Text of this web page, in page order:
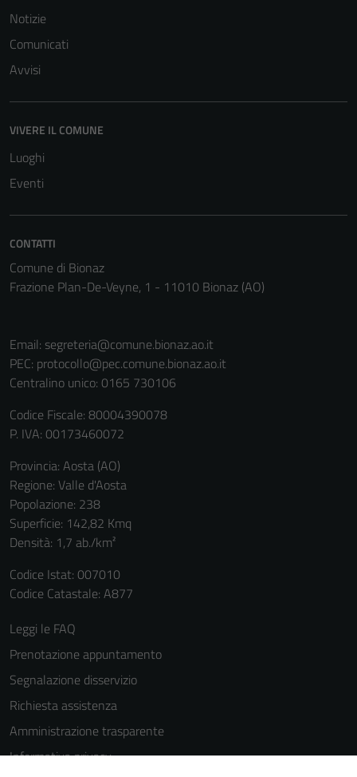
Notizie
Comunicati
Avvisi
VIVERE IL COMUNE
Luoghi
Eventi
CONTATTI
Comune di Bionaz
Frazione Plan-De-Veyne, 1 - 11010 Bionaz (AO)
Email: segreteria@comune.bionaz.ao.it
PEC: protocollo@pec.comune.bionaz.ao.it
Centralino unico: 0165 730106
Codice Fiscale: 80004390078
P. IVA: 00173460072
Provincia: Aosta (AO)
Regione: Valle d'Aosta
Popolazione: 238
Superficie: 142,82 Kmq
Densità: 1,7 ab./km²
Codice Istat: 007010
Codice Catastale: A877
Leggi le FAQ
Prenotazione appuntamento
Segnalazione disservizio
Richiesta assistenza
Amministrazione trasparente
Informativa privacy